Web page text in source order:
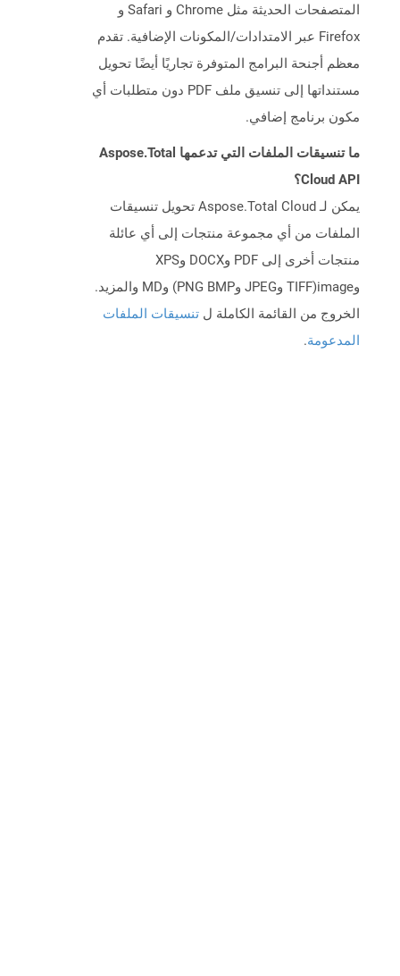
المتصفحات الحديثة مثل Chrome و Safari و
Firefox عبر الامتدادات/المكونات الإضافية. تقدم
معظم أجنحة البرامج المتوفرة تجاريًا أيضًا تحويل
مستنداتها إلى تنسيق ملف PDF دون متطلبات أي
مكون برنامج إضافي.
ما تنسيقات الملفات التي تدعمها Aspose.Total
Cloud API؟
يمكن لـ Aspose.Total Cloud تحويل تنسيقات
الملفات من أي مجموعة منتجات إلى أي عائلة
منتجات أخرى إلى PDF وDOCX وXPS
وimage(TIFF وJPEG وPNG BMP) وMD والمزيد.
الخروج من القائمة الكاملة ل تنسيقات الملفات
المدعومة.